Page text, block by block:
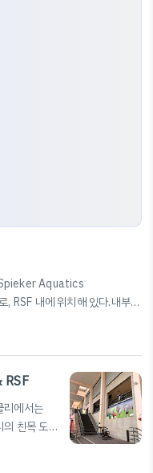
Aquatics
RSF 내에 위치해 있다.내부
용할 수 있다. 이 중 데이락커
과 비밀번호를 입력하는 방
직이자.참고로, 깊이는 7 ~
이나 운영시간이 다르니 확
Complex · 2301
국★★★★★ · 수영센터
에서는
친목 도
Hunt)
이 한 조가